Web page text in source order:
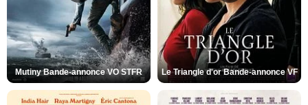
Mutiny Bande-annonce VO STFR Le Triangle d'or Bande-annonce VF